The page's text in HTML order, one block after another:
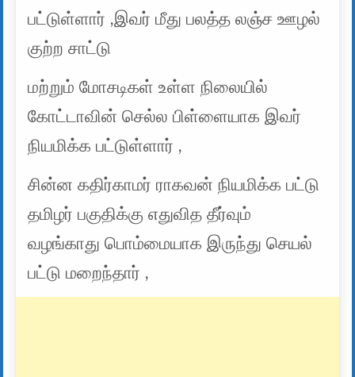
பட்டுள்ளார் ,இவர் மீது பலத்த லஞ்ச ஊழல்
குற்ற சாட்டு
மற்றும் மோசடிகள் உள்ள நிலையில்
கோட்டாவின் செல்ல பிள்ளையாக இவர்
நியமிக்க பட்டுள்ளார் ,
சின்ன கதிர்காமர் ராகவன் நியமிக்க பட்டு
தமிழர் பகுதிக்கு எதுவித தீர்வும்
வழங்காது பொம்மையாக இருந்து செயல்
பட்டு மறைந்தார் ,